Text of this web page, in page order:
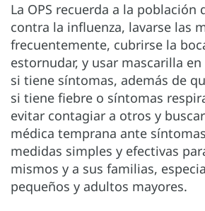
La OPS recuerda a la población
contra la influenza, lavarse las
frecuentemente, cubrirse la
estornudar, y usar mascarilla
si tiene síntomas, además de
si tiene fiebre o síntomas
evitar contagiar a otros y
médica temprana ante
medidas simples y efectivas
mismos y a sus familias,
pequeños y adultos mayores.